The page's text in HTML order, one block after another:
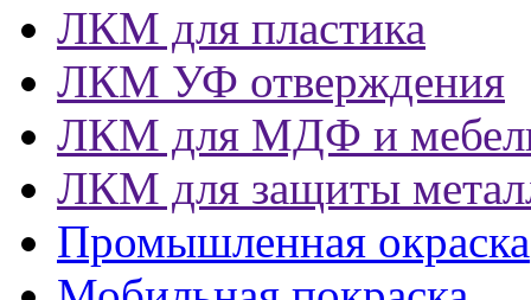
ЛКМ для пластика
ЛКМ УФ отверждения
ЛКМ для МДФ и
ЛКМ для защиты
Промышленная окраска